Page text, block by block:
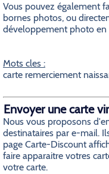
Vous pouvez également
bornes photos, ou
développement photo en
Mots cles :
carte remerciement
Envoyer une carte
Nous vous proposons
destinataires par e-mail.
page Carte-Discount
faire apparaitre votres
votre carte.